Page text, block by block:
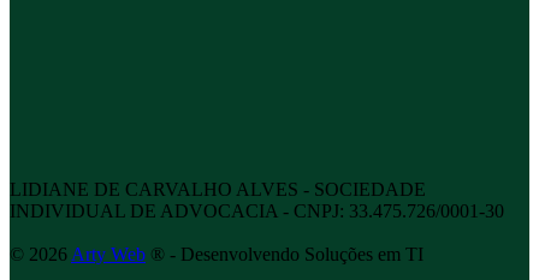
LIDIANE DE CARVALHO ALVES - SOCIEDADE
INDIVIDUAL DE ADVOCACIA - CNPJ: 33.475.726/0001-30
© 2026 Arty Web ® - Desenvolvendo Soluções em TI